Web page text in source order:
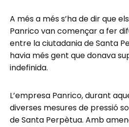
A més a més s’ha de dir que
Panrico van començar a fer
entre la ciutadania de Santa
havia més gent que donava
indefinida.
L’empresa Panrico, durant
diverses mesures de pressió
de Santa Perpètua. Amb